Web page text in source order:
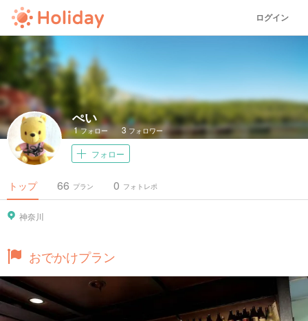
ログイン
ぺい
1フォロー 3 フォロワー
フォロー
トップ プラン
66 フォトレポ
0
神奈川
おでかけプラン